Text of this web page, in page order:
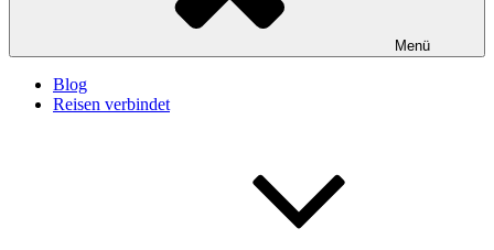
Menü
Blog
Reisen verbindet